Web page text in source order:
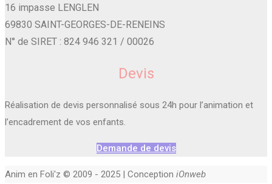
16 impasse LENGLEN
69830 SAINT-GEORGES-DE-RENEINS
N° de SIRET : 824 946 321 / 00026
Devis
Réalisation de devis personnalisé sous 24h pour l’animation et
l’encadrement de vos enfants.
Demande de devis
Anim en Foli'z © 2009 - 2025 | Conception iOnweb